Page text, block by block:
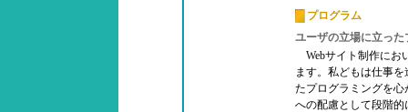
プログラム
ユーザの立場に立った
Webサイト制作にお
ます。私どもは仕事
たプログラミングを
への配慮として段階